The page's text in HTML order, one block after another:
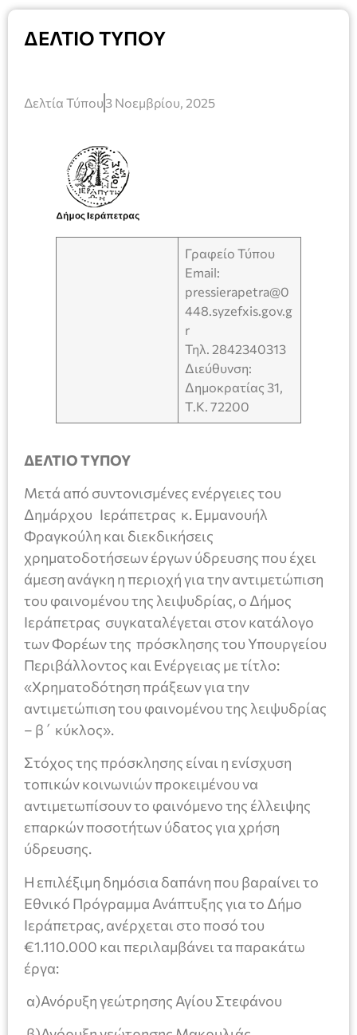
ΔΕΛΤΙΟ ΤΥΠΟΥ
Δελτία Τύπου 3 Νοεμβρίου, 2025
Γραφείο Τύπου
Email:
pressierapetra@0
448.syzefxis.gov.g
r
Τηλ. 2842340313
Διεύθυνση:
Δημοκρατίας 31,
Τ.Κ. 72200
ΔΕΛΤΙΟ ΤΥΠΟΥ
Μετά από συντονισμένες ενέργειες του
Δημάρχου Ιεράπετρας κ. Εμμανουήλ
Φραγκούλη και διεκδικήσεις
χρηματοδοτήσεων έργων ύδρευσης που έχει
άμεση ανάγκη η περιοχή για την αντιμετώπιση
του φαινομένου της λειψυδρίας, ο Δήμος
Ιεράπετρας συγκαταλέγεται στον κατάλογο
των Φορέων της πρόσκλησης του Υπουργείου
Περιβάλλοντος και Ενέργειας με τίτλο:
«Χρηματοδότηση πράξεων για την
αντιμετώπιση του φαινομένου της λειψυδρίας
– β΄ κύκλος».
Στόχος της πρόσκλησης είναι η ενίσχυση
τοπικών κοινωνιών προκειμένου να
αντιμετωπίσουν το φαινόμενο της έλλειψης
επαρκών ποσοτήτων ύδατος για χρήση
ύδρευσης.
Η επιλέξιμη δημόσια δαπάνη που βαραίνει το
Εθνικό Πρόγραμμα Ανάπτυξης για το Δήμο
Ιεράπετρας, ανέρχεται στο ποσό του
€1.110.000 και περιλαμβάνει τα παρακάτω
έργα:
α)Ανόρυξη γεώτρησης Αγίου Στεφάνου